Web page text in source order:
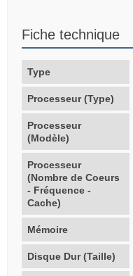
Fiche technique
Type
Processeur (Type)
Processeur
(Modèle)
Processeur
(Nombre de Coeurs
- Fréquence -
Cache)
Mémoire
Disque Dur (Taille)